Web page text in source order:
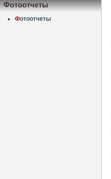
Фотоотчеты
Фотоотчеты